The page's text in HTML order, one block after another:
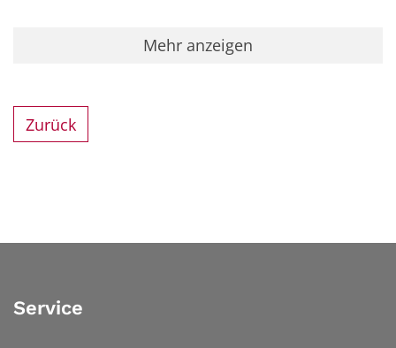
Mehr anzeigen
Zurück
Service